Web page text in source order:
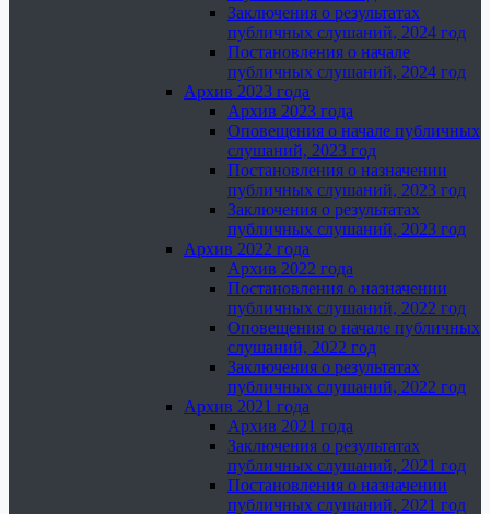
Заключения о результатах
публичных слушаний, 2024 год
Постановления о начале
публичных слушаний, 2024 год
Архив 2023 года
Архив 2023 года
Оповещения о начале публичных
слушаний, 2023 год
Постановления о назначении
публичных слушаний, 2023 год
Заключения о результатах
публичных слушаний, 2023 год
Архив 2022 года
Архив 2022 года
Постановления о назначении
публичных слушаний, 2022 год
Оповещения о начале публичных
слушаний, 2022 год
Заключения о результатах
публичных слушаний, 2022 год
Архив 2021 года
Архив 2021 года
Заключения о результатах
публичных слушаний, 2021 год
Постановления о назначении
публичных слушаний, 2021 год